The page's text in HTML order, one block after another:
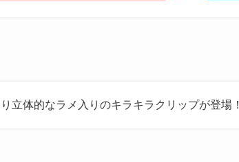
立体的なラメ入りのキラキラクリップが登場！